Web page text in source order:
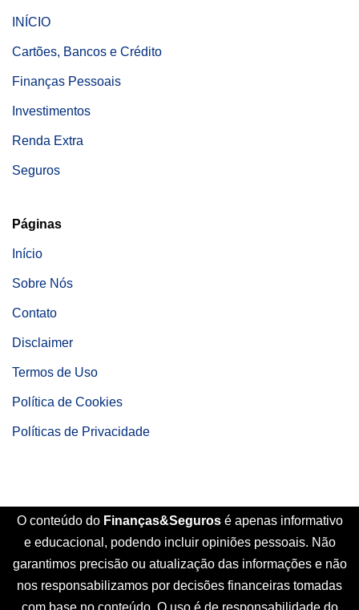
INÍCIO
Cartões, Bancos e Crédito
Finanças Pessoais
Investimentos
Renda Extra
Seguros
Páginas
Início
Sobre Nós
Contato
Disclaimer
Termos de Uso
Política de Cookies
Políticas de Privacidade
O conteúdo do Finanças&Seguros é apenas informativo
e educacional, podendo incluir opiniões pessoais. Não
garantimos precisão ou atualização das informações e não
nos responsabilizamos por decisões financeiras tomadas
com base no conteúdo. O uso é de responsabilidade do